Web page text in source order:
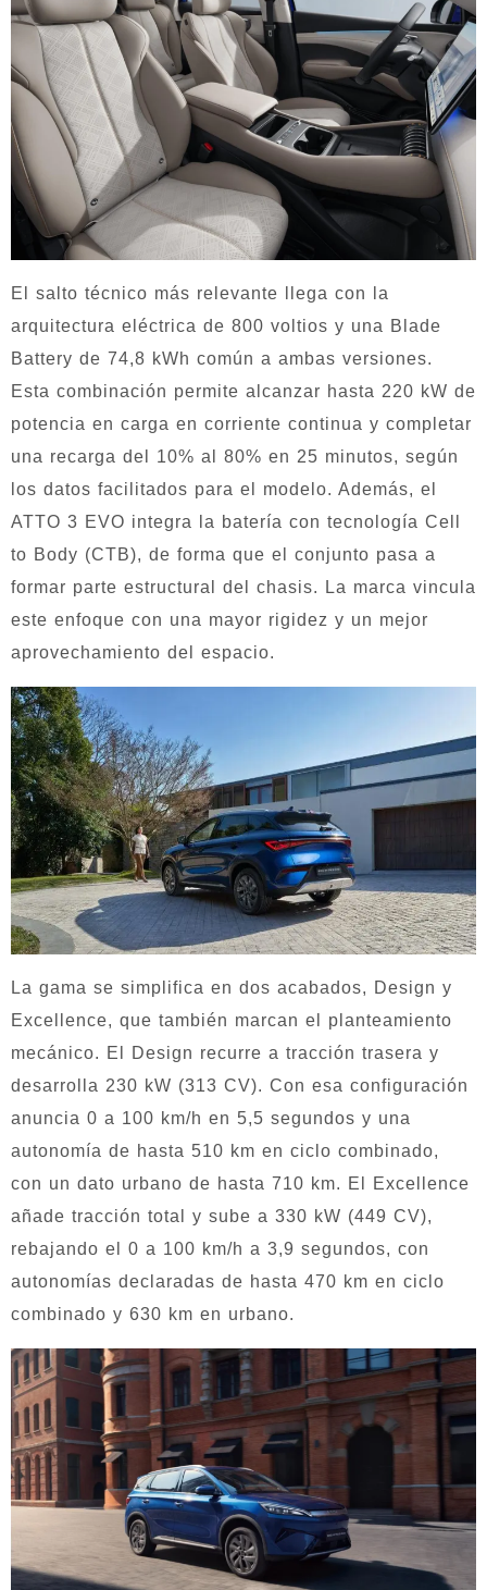
El salto técnico más relevante llega con la
arquitectura eléctrica de 800 voltios y una Blade
Battery de 74,8 kWh común a ambas versiones.
Esta combinación permite alcanzar hasta 220 kW de
potencia en carga en corriente continua y completar
una recarga del 10% al 80% en 25 minutos, según
los datos facilitados para el modelo. Además, el
ATTO 3 EVO integra la batería con tecnología Cell
to Body (CTB), de forma que el conjunto pasa a
formar parte estructural del chasis. La marca vincula
este enfoque con una mayor rigidez y un mejor
aprovechamiento del espacio.
La gama se simplifica en dos acabados, Design y
Excellence, que también marcan el planteamiento
mecánico. El Design recurre a tracción trasera y
desarrolla 230 kW (313 CV). Con esa configuración
anuncia 0 a 100 km/h en 5,5 segundos y una
autonomía de hasta 510 km en ciclo combinado,
con un dato urbano de hasta 710 km. El Excellence
añade tracción total y sube a 330 kW (449 CV),
rebajando el 0 a 100 km/h a 3,9 segundos, con
autonomías declaradas de hasta 470 km en ciclo
combinado y 630 km en urbano.